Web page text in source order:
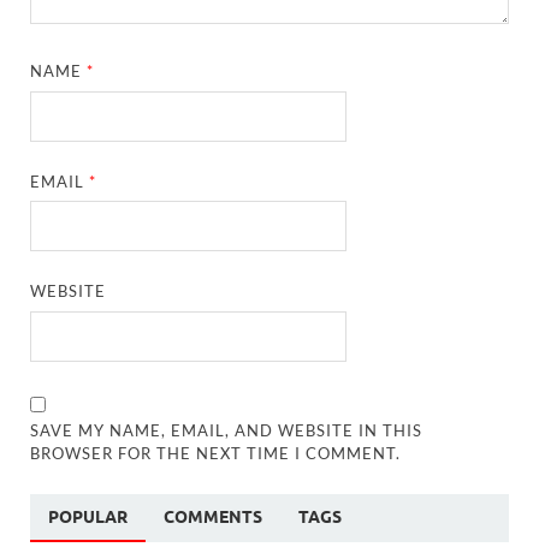
NAME*
EMAIL*
WEBSITE
SAVE MY NAME, EMAIL, AND WEBSITE IN THIS
BROWSER FOR THE NEXT TIME I COMMENT.
POPULAR COMMENTS TAGS